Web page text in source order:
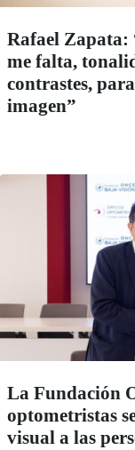
Rafael Zapata:
me falta,
contrastes,
imagen”
La Fundación
optometristas
visual a las